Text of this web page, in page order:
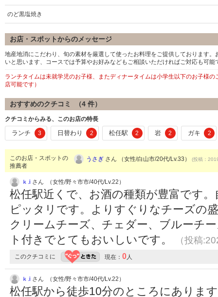
のど黒塩焼き
お店・スポットからのメッセージ
地産地消にこだわり、旬の素材を厳選して使ったお料理をご提供しております
いと思います、コースでは予算やお好みなどもご相談いただければご対応も可能
ランチタイムは未就学児のお子様、またディナータイムは小学生以下のお子様
店可能です）
おすすめのクチコミ （4 件）
クチコミからみる、このお店の特長
ランチ 3 日替わり 2 松任駅 2 岩 2 ガキ 2
このお店・スポットの
推薦者
うさぎ さん （女性/白山市/20代/Lv.33） (投稿：
ｋ.i さん （女性/野々市市/40代/Lv.22）
松任駅近くで、お酒の種類が豊富です
ピッタリです。よりすぐりなチーズの
クリームチーズ、チェダー、ブルーチ
ト付きでとてもおいしいです。
（投稿
このクチコミに 現在： 0 人
ｋ.i さん （女性/野々市市/40代/Lv.22）
松任駅から徒歩10分のところにありま